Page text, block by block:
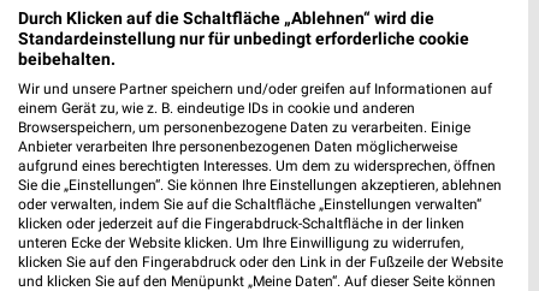
Wolfsburg
Deutsches Goldkontor Filialen & Öffnungszeiten
für Magdeburg
dm Wochenprospekt & Angebote für Helmstedt
Durch Klicken auf die Schaltfläche „Ablehnen“ wird die
Standardeinstellung nur für unbedingt erforderliche cookie
beibehalten.
Wir und unsere Partner speichern und/oder greifen auf Informationen auf
einem Gerät zu, wie z. B. eindeutige IDs in cookie und anderen
Browserspeichern, um personenbezogene Daten zu verarbeiten. Einige
Anbieter verarbeiten Ihre personenbezogenen Daten möglicherweise
aufgrund eines berechtigten Interesses. Um dem zu widersprechen, öffnen
Sie die „Einstellungen“. Sie können Ihre Einstellungen akzeptieren, ablehnen
oder verwalten, indem Sie auf die Schaltfläche „Einstellungen verwalten“
klicken oder jederzeit auf die Fingerabdruck-Schaltfläche in der linken
unteren Ecke der Website klicken. Um Ihre Einwilligung zu widerrufen,
klicken Sie auf den Fingerabdruck oder den Link in der Fußzeile der Website
und klicken Sie auf den Menüpunkt „Meine Daten“. Auf dieser Seite können